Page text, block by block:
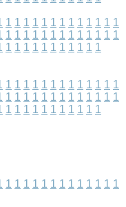
1 1 1 1 1 1 1 1 1 1 1 1 1
1 1 1 1 1 1 1 1 1 1 1 1 1
1 1 1 1 1 1 1 1 1 1 1
1 1 1 1 1 1 1 1 1 1 1 1 1
1 1 1 1 1 1 1 1 1 1 1 1 1
1 1 1 1 1 1 1 1 1 1 1
1 1 1 1 1 1 1 1 1 1 1 1 1